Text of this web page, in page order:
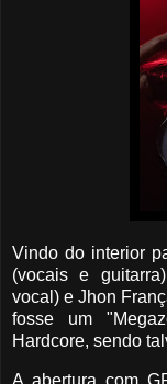
Vindo do interior
(vocais e
vocal) e Jhon
fosse um
Hardcore, sendo